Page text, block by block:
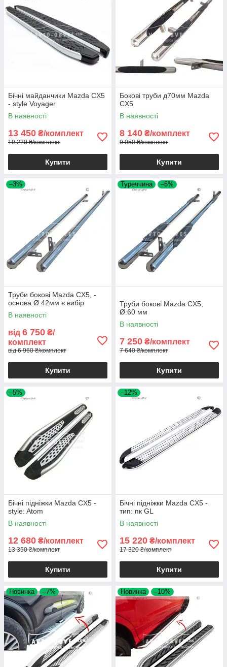
Бічні майданчики Mazda CX5
- style Voyager
В наявності
13 450 ₴/комплект
19 220 ₴/комплект
Купити
Бокові труби д70мм Mazda
CX5
В наявності
8 140 ₴/комплект
9 050 ₴/комплект
Купити
–3%
Труби бокові Mazda CX5, -
основа Ø:42мм є вибір
В наявності
від 6 750 ₴/
комплект
від 6 960 ₴/комплект
Купити
Туреччина –5%
Труби бокові Mazda CX5,
Ø:60 мм
В наявності
7 250 ₴/комплект
7 640 ₴/комплект
Купити
–5%
Бічні підніжки Mazda CX5 -
style: Atom
В наявності
12 680 ₴/комплект
13 350 ₴/комплект
Купити
–12%
Бічні підніжки Mazda CX5 -
тип: пк GL
В наявності
15 220 ₴/комплект
17 320 ₴/комплект
Купити
Новинка –7% Новинка –10%